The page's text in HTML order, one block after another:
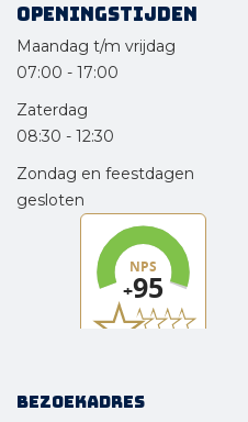
Openingstijden
Maandag t/m vrijdag
07:00 - 17:00
Zaterdag
08:30 - 12:30
Zondag en feestdagen
gesloten
Bezoekadres